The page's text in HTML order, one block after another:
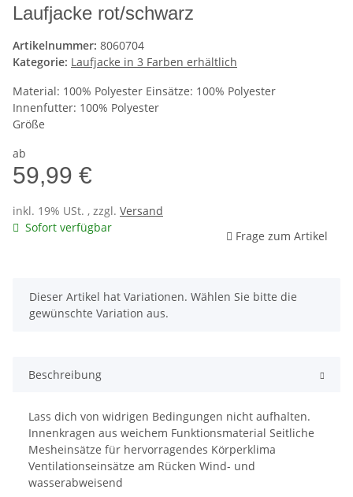
Laufjacke rot/schwarz
Artikelnummer: 8060704
Kategorie: Laufjacke in 3 Farben erhältlich
Material: 100% Polyester Einsätze: 100% Polyester
Innenfutter: 100% Polyester
Größe
ab
59,99 €
inkl. 19% USt. , zzgl. Versand
Sofort verfügbar
Frage zum Artikel
x
Dieser Artikel hat Variationen. Wählen Sie bitte die
gewünschte Variation aus.
Beschreibung
Lass dich von widrigen Bedingungen nicht aufhalten.
Innenkragen aus weichem Funktionsmaterial Seitliche
Mesheinsätze für hervorragendes Körperklima
Ventilationseinsätze am Rücken Wind- und
wasserabweisend